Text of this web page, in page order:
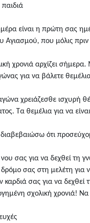
είναι η πρώτη σας
Αγιασμού, που μόλις
χρονιά αρχίζει
για να βάλετε
χρειάζεσθε ισχυρή
Τα θεμέλια για να
ότι
νου σας για να δεχθεί τη
δρόμο σας στη μελέτη για
καρδιά σας για να δεχθεί
σχολική χρονιά!